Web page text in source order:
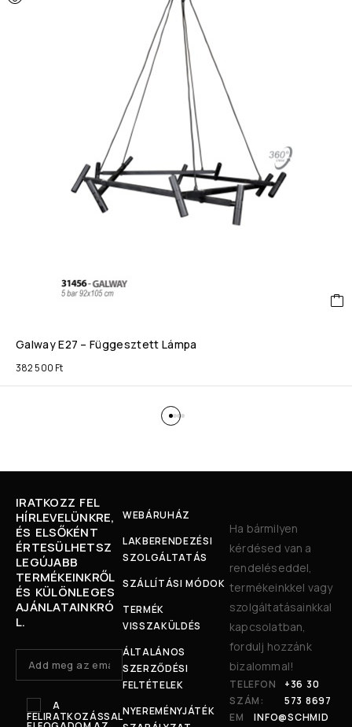
Galway E27 – Függesztett Lámpa
382 500 Ft
IRATKOZZ FEL
HÍRLEVELÜNKRE,
ÉS ELSŐKÉNT
ÉRTESÜLHETSZ
LEGÚJABB
TERMÉKEINKRŐL
ÉS KÜLÖNLEGES
AJÁNLATAINKRÓ
L.
A
FELIRATKOZÁSSAL
WEBÁRUHÁZ
LAKBERENDEZÉSI
SZOLGÁLTATÁS
SZÁLLÍTÁSI MÓDOK
TERMÉK
VISSZAKÜLDÉS
ÁLTALÁNOS
SZERZŐDÉSI
FELTÉTELEK
NYEREMÉNYJÁTÉK
Ha bármilyen
kérdésed van a
rendeléseddel,
termékeinkkel vagy
szolgáltatásainkkal
kapcsolatban,
fordulj hozzánk
bizalommal!
TELEFON
SZÁM:
+36 30
573 8697
EM
INFO@SCHMID